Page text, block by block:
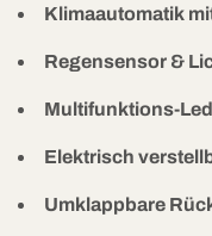
Klimaautomatik
Regensensor &
Multifunktions-
Elektrisch
Umklappbare